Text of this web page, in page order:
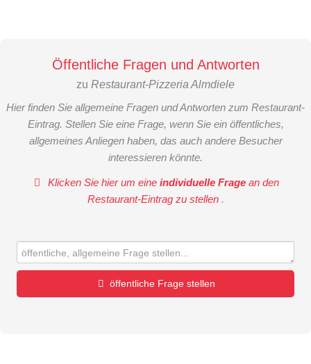
Öffentliche Fragen und Antworten
zu Restaurant-Pizzeria Almdiele
Hier finden Sie allgemeine Fragen und Antworten zum Restaurant-
Eintrag. Stellen Sie eine Frage, wenn Sie ein öffentliches,
allgemeines Anliegen haben, das auch andere Besucher
interessieren könnte.
Klicken Sie hier um eineindividuelle Frage an den
Restaurant-Eintrag zu stellen .
öffentliche Frage stellen